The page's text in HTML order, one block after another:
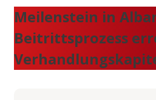
Meilenstein in
Beitrittsprozess